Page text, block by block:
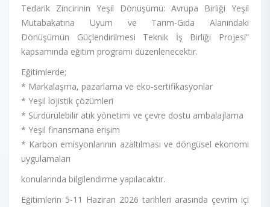
Tedarik Zincirinin Yeşil Dönüşümü: Avrupa Birliği Yeşil
Mutabakatına Uyum ve Tarım-Gıda Alanındaki
Dönüşümün Güçlendirilmesi Teknik İş Birliği Projesi”
kapsamında eğitim programı düzenlenecektir.
Eğitimlerde;
* Markalaşma, pazarlama ve eko-sertifikasyonlar
* Yeşil lojistik çözümleri
* Sürdürülebilir atık yönetimi ve çevre dostu ambalajlama
* Yeşil finansmana erişim
* Karbon emisyonlarının azaltılması ve döngüsel ekonomi
uygulamaları
konularında bilgilendirme yapılacaktır.
Eğitimlerin 5-11 Haziran 2026 tarihleri arasında çevrim içi